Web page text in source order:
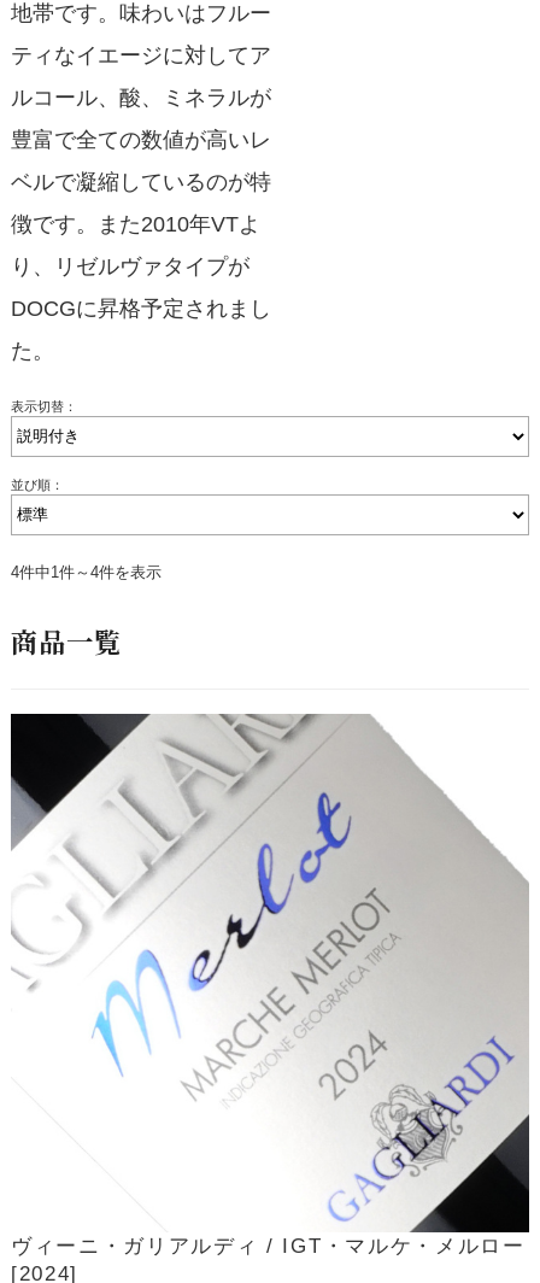
地帯です。味わいはフルー
ティなイエージに対してア
ルコール、酸、ミネラルが
豊富で全ての数値が高いレ
ベルで凝縮しているのが特
徴です。また2010年VTよ
り、リゼルヴァタイプが
DOCGに昇格予定されまし
た。
表示切替：
並び順：
4件中1件～4件を表示
商品一覧
ヴィーニ・ガリアルディ / IGT・マルケ・メルロー
[2024]